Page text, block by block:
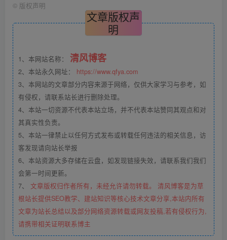
© 版权声明
文章版权声
明
1、本网站名称： 清风博客
2、本站永久网址： https://www.qfya.com
3、本网站的文章部分内容来源于网络，仅供大家学习与参考，如
有侵权，请联系站长进行删除处理。
4、本站一切资源不代表本站立场，并不代表本站赞同其观点和对
其真实性负责。
5、本站一律禁止以任何方式发布或转载任何违法的相关信息，访
客发现请向站长举报
6、本站资源大多存储在云盘，如发现链接失效，请联系我们我们
会第一时间更新。
7、 文章版权归作者所有，未经允许请勿转载。 清风博客是为草
根站长提供SEO教学、建站知识等核心技术文章分享,本站内所有
文章为站长总结以及部分网络资源转载或网友投稿,若有侵权行为,
请携带相关证明联系博主